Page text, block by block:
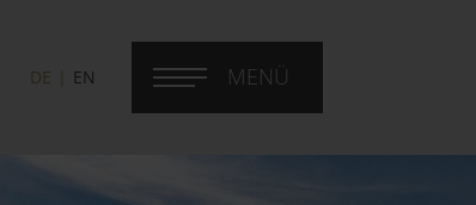
DE EN MENÜ